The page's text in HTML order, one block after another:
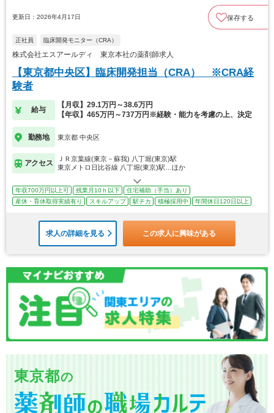
更新日：2026年4月17日 保存する
正社員 臨床開発モニター（CRA）
株式会社エスアールディ 東京本社の薬剤師求人
【東京都中央区】臨床開発担当（CRA） ※CRA経
験者
給与
【月収】29.1万円～38.6万円
【年収】465万円～737万円※経験・能力を考慮の上、決定
勤務地 東京都 中央区
アクセス
ＪＲ京葉線(東京－蘇我) 八丁堀(東京)駅
東京メトロ日比谷線 八丁堀(東京)駅…ほか
年収700万円以上可 残業月10ｈ以下
住宅補助（手当）あり
産休・育休取得実績有り
スキルアップ 駅チカ 積極採用中 年間休日120日以上
求人の詳細を見る この求人に興味がある
東京都の